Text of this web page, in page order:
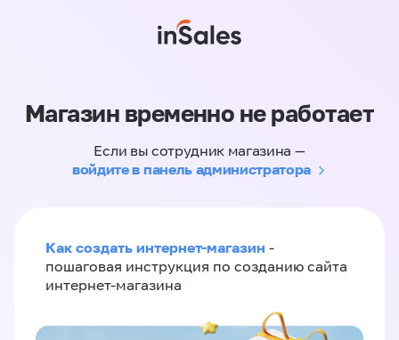
Магазин временно не работает
Если вы сотрудник магазина —
войдите в панель администратора
Как создать интернет-магазин -
пошаговая инструкция по созданию сайта
интернет-магазина